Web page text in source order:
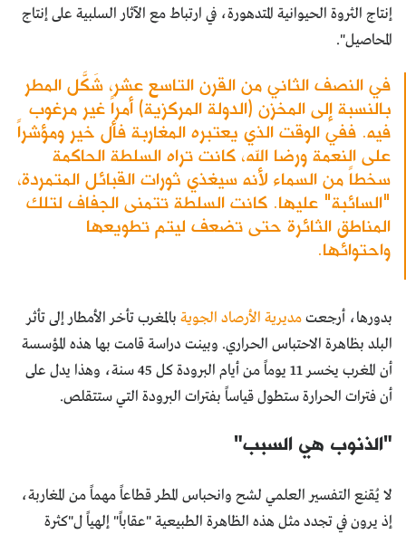
إنتاج الثروة الحيوانية المتدهورة، في ارتباط مع الآثار السلبية على إنتاج
المحاصيل".
في النصف الثاني من القرن التاسع عشر، شَكّلَ المطر
بالنسبة إلى المخزن (الدولة المركزية) أمراً غير مرغوب
فيه. ففي الوقت الذي يعتبره المغاربة فأل خير ومؤشراً
على النعمة ورضا الله، كانت تراه السلطة الحاكمة
سخطاً من السماء لأنه سيغذي ثورات القبائل المتمردة،
"السائبة" عليها. كانت السلطة تتمنى الجفاف لتلك
المناطق الثائرة حتى تضعف ليتم تطويعها
واحتوائها.
بدورها، أرجعتمديرية الأرصاد الجوية بالمغرب تأخر الأمطار إلى تأثر
البلد بظاهرة الاحتباس الحراري. وبينت دراسة قامت بها هذه المؤسسة
أن المغرب يخسر 11 يوماً من أيام البرودة كل 45 سنة، وهذا يدل على
أن فترات الحرارة ستطول قياساً بفترات البرودة التي ستتقلص.
"الذنوب هي السبب"
لا يُقنع التفسير العلمي لشح وانحباس المطر قطاعاً مهماً من المغاربة،
إذ يرون في تجدد مثل هذه الظاهرة الطبيعية "عقاباً" إلهياً ل"كثرة